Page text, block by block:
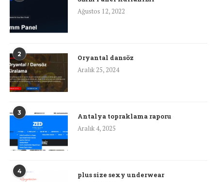
Ağustos 12, 2022
2
Oryantal dansöz
Aralık 25, 2024
3
Antalya topraklama raporu
Aralık 4, 2025
4
plus size sexy underwear